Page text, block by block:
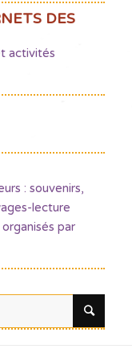
DES
activités
: souvenirs,
lecture
par